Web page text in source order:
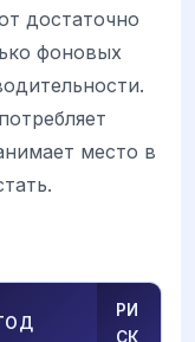
достаточно
фоновых
место в
РИ
СК